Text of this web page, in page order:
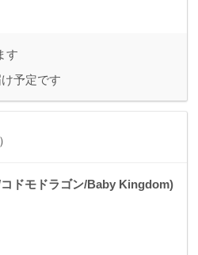
す
予定です
ドモドラゴン/Baby Kingdom)